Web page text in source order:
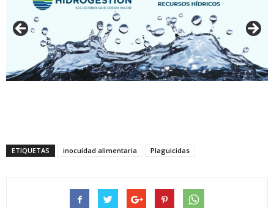
ETIQUETAS inocuidad alimentaria Plaguicidas